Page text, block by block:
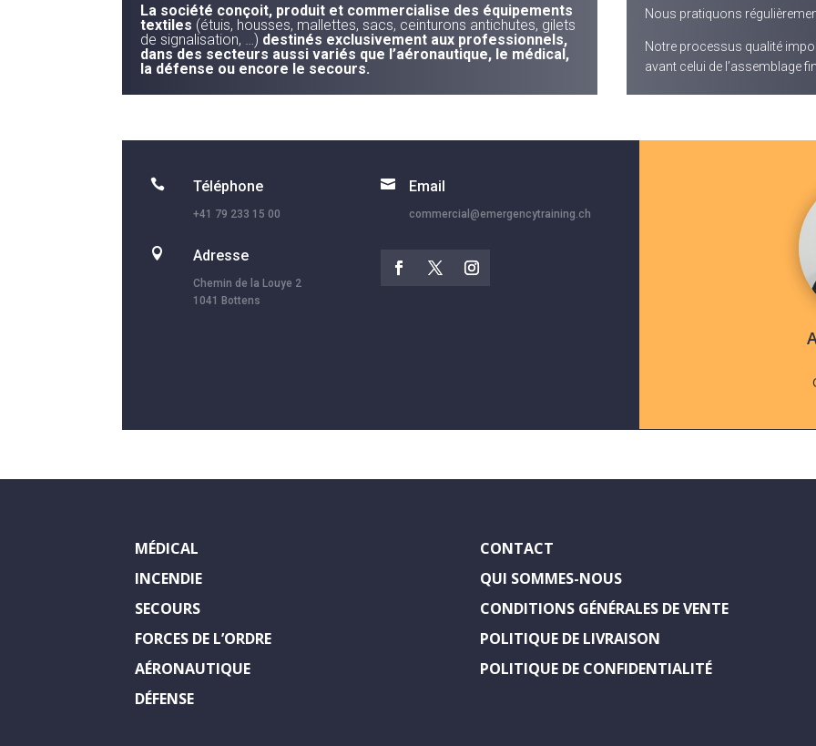
La société conçoit, produit et commercialise des équipements
textiles (étuis, housses, mallettes, sacs, ceinturons antichutes, gilets
de signalisation, …) destinés exclusivement aux professionnels,
dans des secteurs aussi variés que l’aéronautique, le médical,
la défense ou encore le secours.
Nous pratiquons
Notre processus qualité
avant celui de l’assemblage
 Téléphone
+41 79 233 15 00
 Adresse
Chemin de la Louye 2
1041 Bottens
 Email
commercial@emergencytraining.ch
MÉDICAL
INCENDIE
SECOURS
FORCES DE L’ORDRE
AÉRONAUTIQUE
DÉFENSE
CONTACT
QUI SOMMES-NOUS
CONDITIONS GÉNÉRALES DE VENTE
POLITIQUE DE LIVRAISON
POLITIQUE DE CONFIDENTIALITÉ